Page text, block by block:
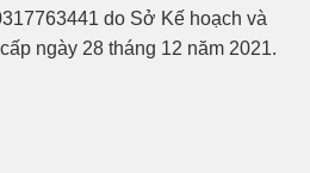
do Sở Kế hoạch và
ngày 28 tháng 12 năm 2021.